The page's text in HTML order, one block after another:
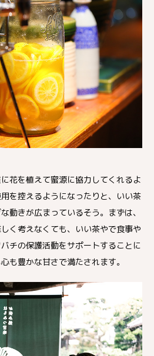
花を植えて蜜源に協力してくれるよ
を控えるようになったりと、いい茶
動きが広まっているそう。まずは、
く考えなくても、いい茶やで食事や
チの保護活動をサポートすることに
も豊かな甘さで満たされます。